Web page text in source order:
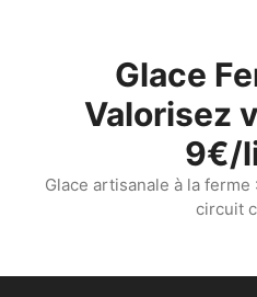
Glace
Valorisez
9€/
Glace artisanale à la
circuit